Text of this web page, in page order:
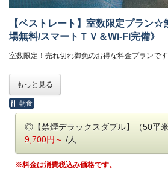
【ベストレート】室数限定プラン☆
場無料/スマートＴＶ＆Wi-Fi完備》
室数限定！ 売れ切れ御免のお得な料金プランで
【ホテルのご案内】
◎無料朝食バイキング付き《6：30～9：00》
◎駐車場無料（トラックなどの大型車両に
※曜日・時間帯によっては混み合いますの
◎全室50インチスマートテレビ導入！
◎ロビーの漫画コーナーは話題作＆最新作を
もっと見る
朝食
◎【禁煙デラックスダブル】（50平
9,700円～ /人
※料金は消費税込み価格です。